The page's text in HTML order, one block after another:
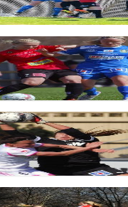
– QBIK